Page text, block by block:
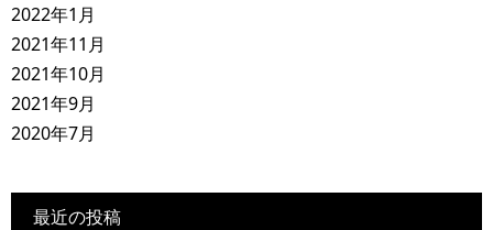
2022年1月
2021年11月
2021年10月
2021年9月
2020年7月
最近の投稿